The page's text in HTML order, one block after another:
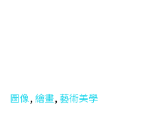
圖像, 繪畫, 藝術美學